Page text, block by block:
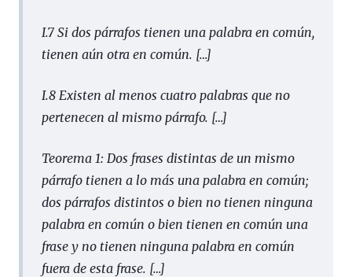
I.7 Si dos párrafos tienen una palabra en común,
tienen aún otra en común. […]
I.8 Existen al menos cuatro palabras que no
pertenecen al mismo párrafo. […]
Teorema 1: Dos frases distintas de un mismo
párrafo tienen a lo más una palabra en común;
dos párrafos distintos o bien no tienen ninguna
palabra en común o bien tienen en común una
frase y no tienen ninguna palabra en común
fuera de esta frase. […]